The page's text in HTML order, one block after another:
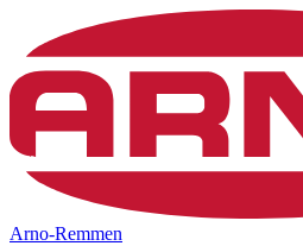
Arno-Remmen